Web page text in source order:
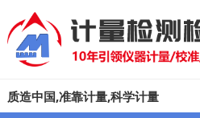
质造中国,准靠计量,科学计量